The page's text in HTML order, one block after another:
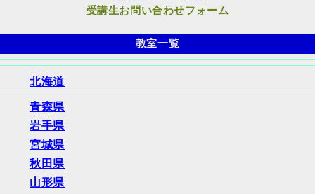
受講生お問い合わせフォーム
教室一覧
北海道
青森県
岩手県
宮城県
秋田県
山形県